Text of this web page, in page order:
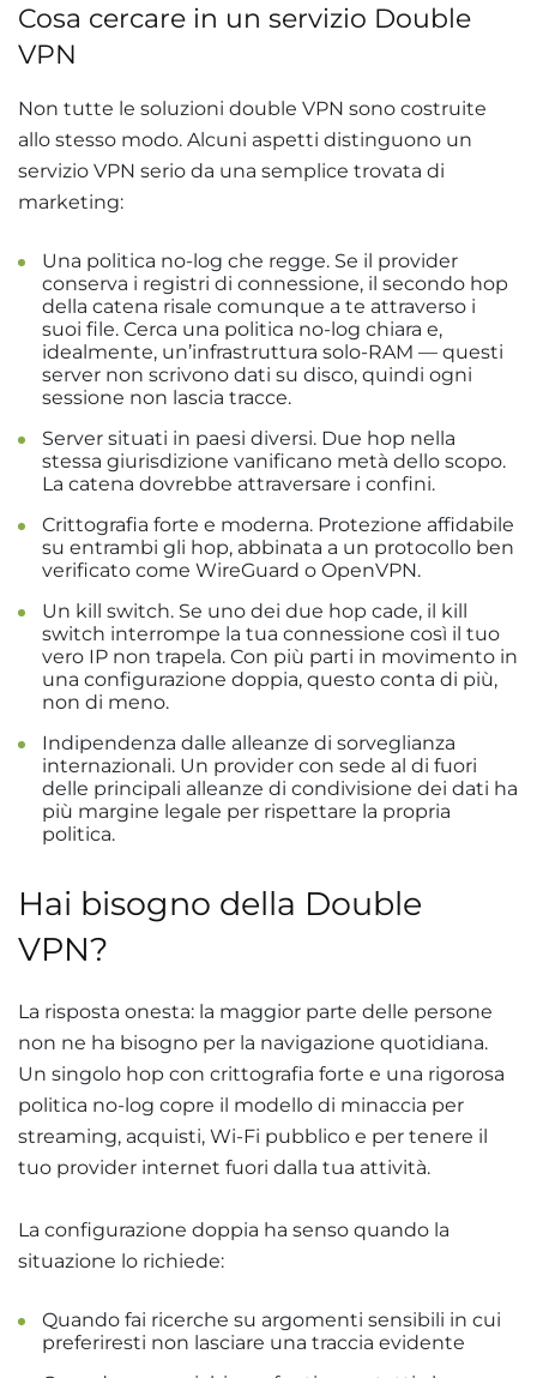
Cosa cercare in un servizio Double
VPN
Non tutte le soluzioni double VPN sono costruite
allo stesso modo. Alcuni aspetti distinguono un
servizio VPN serio da una semplice trovata di
marketing:
Una politica no-log che regge. Se il provider
conserva i registri di connessione, il secondo hop
della catena risale comunque a te attraverso i
suoi file. Cerca una politica no-log chiara e,
idealmente, un’infrastruttura solo-RAM — questi
server non scrivono dati su disco, quindi ogni
sessione non lascia tracce.
Server situati in paesi diversi. Due hop nella
stessa giurisdizione vanificano metà dello scopo.
La catena dovrebbe attraversare i confini.
Crittografia forte e moderna. Protezione affidabile
su entrambi gli hop, abbinata a un protocollo ben
verificato come WireGuard o OpenVPN.
Un kill switch. Se uno dei due hop cade, il kill
switch interrompe la tua connessione così il tuo
vero IP non trapela. Con più parti in movimento in
una configurazione doppia, questo conta di più,
non di meno.
Indipendenza dalle alleanze di sorveglianza
internazionali. Un provider con sede al di fuori
delle principali alleanze di condivisione dei dati ha
più margine legale per rispettare la propria
politica.
Hai bisogno della Double
VPN?
La risposta onesta: la maggior parte delle persone
non ne ha bisogno per la navigazione quotidiana.
Un singolo hop con crittografia forte e una rigorosa
politica no-log copre il modello di minaccia per
streaming, acquisti, Wi-Fi pubblico e per tenere il
tuo provider internet fuori dalla tua attività.
La configurazione doppia ha senso quando la
situazione lo richiede:
Quando fai ricerche su argomenti sensibili in cui
preferiresti non lasciare una traccia evidente